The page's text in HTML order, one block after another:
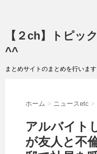
【２ch】トピッ
^^
まとめサイトのまとめを行います
ホーム > ニュースetc >
アルバイト
が友人と不